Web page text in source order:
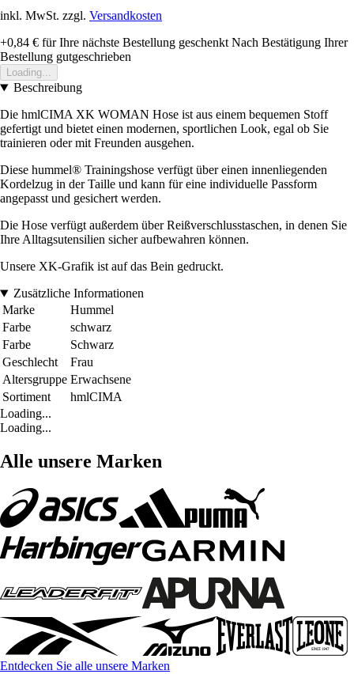
inkl. MwSt. zzgl. Versandkosten
+0,84 € für Ihre nächste Bestellung geschenkt Nach Bestätigung Ihrer
Bestellung gutgeschrieben
Loading...
Beschreibung
Die hmlCIMA XK WOMAN Hose ist aus einem bequemen Stoff
gefertigt und bietet einen modernen, sportlichen Look, egal ob Sie
trainieren oder mit Freunden ausgehen.
Diese hummel® Trainingshose verfügt über einen innenliegenden
Kordelzug in der Taille und kann für eine individuelle Passform
angepasst und gesichert werden.
Die Hose verfügt außerdem über Reißverschlusstaschen, in denen Sie
Ihre Alltagsutensilien sicher aufbewahren können.
Unsere XK-Grafik ist auf das Bein gedruckt.
Zusätzliche Informationen
Marke
Hummel
Farbe
schwarz
Farbe
Schwarz
Geschlecht
Frau
Altersgruppe Erwachsene
Sortiment
hmlCIMA
Loading...
Loading...
Alle unsere Marken
Entdecken Sie alle unsere Marken